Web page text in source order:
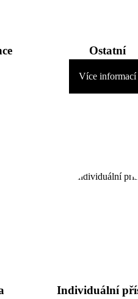
Ostatní
Více informací
Individuální